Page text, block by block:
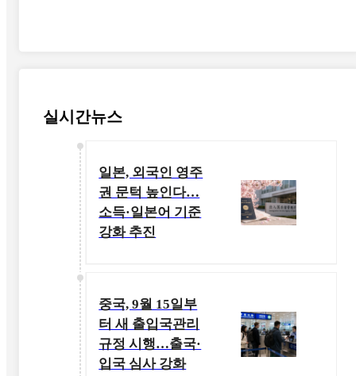
실시간뉴스
일본, 외국인 영주
권 문턱 높인다…
소득·일본어 기준
강화 추진
중국, 9월 15일부
터 새 출입국관리
규정 시행…출국·
입국 심사 강화